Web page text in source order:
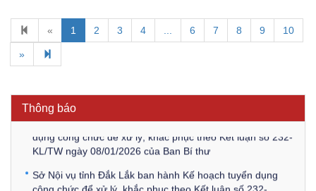
« 1 2 3 4 6 7 8 9 10
»
Thông báo
Kế hoạch Kiểm tra, sát hạch để tiếp nhận vào làm công
chức tỉnh Đắk Lắk năm 2026
Thông báo Về việc triệu tập thí sinh tham gia thi tuyển
KL/TW ngày 08/01/2026 của Ban Bí thư
Thông báo Về việc đăng tải các văn bản ôn tập kỳ tuyển
KL/TW ngày 08/01/2026 của Ban Bí thư
Sở Nội vụ tỉnh Đắk Lắk ban hành Kế hoạch tuyển dụng
công chức để xử lý, khắc phục theo Kết luận số 232-